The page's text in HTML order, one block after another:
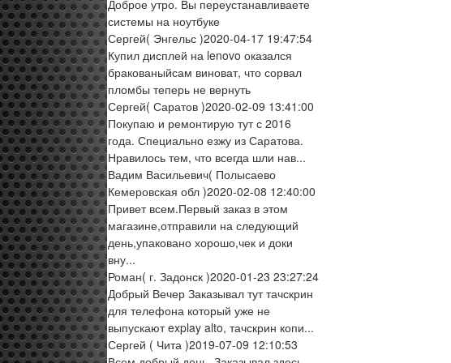
Доброе утро. Вы переустанавливаете
системы на ноутбуке
Сергей( Энгельс )2020-04-17 19:47:54
Купил дисплей на lenovo оказался
бракованыйсам виноват, что сорвал
пломбы теперь не вернуть
Сергей( Саратов )2020-02-09 13:41:00
Покупаю и ремонтирую тут с 2016
года. Специально езжу из Саратова.
Нравилось тем, что всегда шли нав...
Вадим Васильевич( Полысаево
Кемеровская обл )2020-02-08 12:40:00
Привет всем.Первый заказ в этом
магазине,отправили на следующий
день,упаковано хорошо,чек и доки
вну...
Роман( г. Задонск )2020-01-23 23:27:24
Добрый Вечер Заказывал тут тачскрин
для телефона который уже не
выпускают explay alto, тачскрин копи...
Сергей ( Чита )2019-07-09 12:10:53